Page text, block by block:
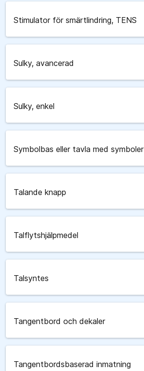
Stimulator för smärtlindring, TENS
Sulky, avancerad
Sulky, enkel
Symbolbas eller tavla med symboler
Talande knapp
Talflytshjälpmedel
Talsyntes
Tangentbord och dekaler
Tangentbordsbaserad inmatning